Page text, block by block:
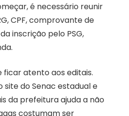
é necessário reunir
CPF, comprovante de
inscrição pelo PSG,
ficar atento aos editais.
do Senac estadual e
da prefeitura ajuda a não
costumam ser